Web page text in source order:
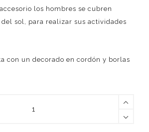
$62,000.los hombres se cubren
sol, para realizar sus actividades
con un decorado en cordón y borlas